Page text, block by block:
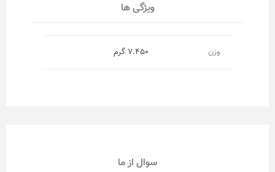
ویژگی ها
وزن 7.450 گرم
سوال از ما